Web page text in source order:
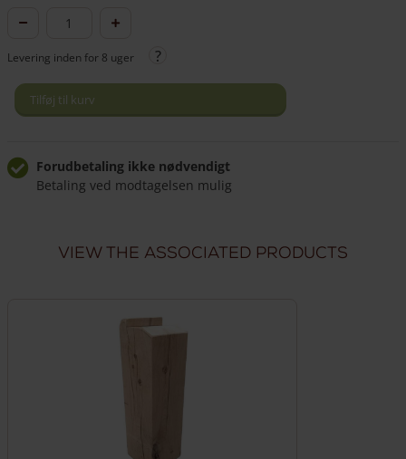
Egestolpe
diamanthoved
i
forskellige
antal
Levering inden for 8 uger
Tilføj til kurv
Forudbetaling ikke nødvendigt
Betaling ved modtagelsen mulig
View the associated products